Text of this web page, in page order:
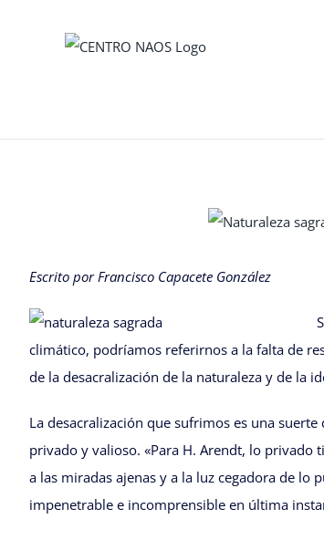
Ver
más
Escrito por Francisco Capacete González
climático, podríamos referirnos a la falta de
de la desacralización de la naturaleza y de la
La desacralización que sufrimos es una
privado y valioso. «Para H. Arendt, lo privado
a las miradas ajenas y a la luz cegadora de lo
impenetrable e incomprensible en última